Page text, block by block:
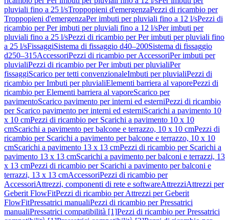
pluviali fino a 25 l/sTroppopieni d'emergenzaPezzi di ricambio per
Troppopieni d'emergenzaPer imbuti per pluviali fino a 12 l/sPezzi di
ricambio per Per imbuti per pluviali fino a 12 l/sPer imbuti per
pluviali fino a 25 l/sPezzi di ricambio per Per imbuti per pluviali fino
a 25 l/sFissaggiSistema di fissaggio d40–200Sistema di fissaggio
d250–315AccessoriPezzi di ricambio per AccessoriPer imbuti per
pluvialiPezzi di ricambio per Per imbuti per pluvialiPer
fissaggiScarico per tetti convenzionaleImbuti per pluvialiPezzi di
ricambio per Imbuti per pluvialiElementi barriera al vaporePezzi di
ricambio per Elementi barriera al vaporeScarico per
pavimentoScarico pavimento per interni ed esterniPezzi di ricambio
per Scarico pavimento per interni ed esterniScarichi a pavimento 10
x 10 cmPezzi di ricambio per Scarichi a pavimento 10 x 10
cmScarichi a pavimento per balcone e terrazzo, 10 x 10 cmPezzi di
ricambio per Scarichi a pavimento per balcone e terrazzo, 10 x 10
cmScarichi a pavimento 13 x 13 cmPezzi di ricambio per Scarichi a
pavimento 13 x 13 cmScarichi a pavimento per balconi e terrazzi, 13
x 13 cmPezzi di ricambio per Scarichi a pavimento per balconi e
terrazzi, 13 x 13 cmAccessoriPezzi di ricambio per
AccessoriAttrezzi, componenti di rete e softwareAttrezziAttrezzi per
Geberit FlowFitPezzi di ricambio per Attrezzi per Geberit
FlowFitPressatrici manualiPezzi di ricambio per Pressatrici
manualiPressatrici compatibilità [1]Pezzi di ricambio per Pressatrici